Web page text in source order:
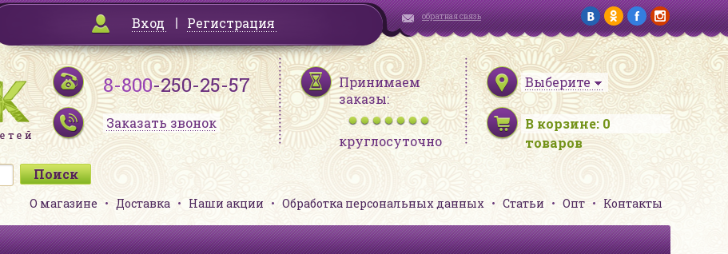
Вход Регистрация обратная связь
8-800-250-25-57
Заказать звонок
Принимаем
заказы:
круглосуточно
Выберите
В корзине: 0
товаров
О магазине Доставка Наши акции Обработка персональных данных Статьи Опт Контакты